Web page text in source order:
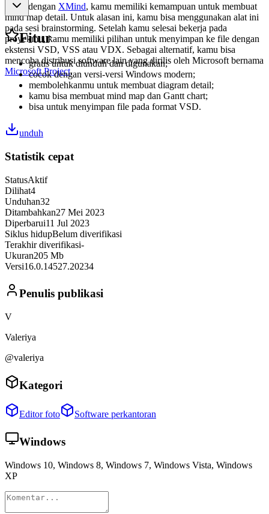
Mirip dengan XMind, kamu memiliki kemampuan untuk membuat
mind map detail. Untuk alasan ini, kamu bisa menggunakan alat ini
pada sesi brainstorming. Setelah kamu selesai bekerja pada
proyekmu, kamu memiliki pilihan untuk menyimpan ke file dengan
ekstensi VSD, VSS atau VDX. Sebagai alternatif, kamu bisa
mencoba distribusi software lain yang dirilis oleh Microsoft bernama
Microsoft Project.
Fitur
gratis untuk diunduh dan digunakan;
cocok dengan versi-versi Windows modern;
membolehkanmu untuk membuat diagram detail;
kamu bisa membuat mind map dan Gantt chart;
bisa untuk menyimpan file pada format VSD.
unduh
Statistik cepat
StatusAktif
Dilihat4
Unduhan32
Ditambahkan27 Mei 2023
Diperbarui11 Jul 2023
Siklus hidupBelum diverifikasi
Terakhir diverifikasi-
Ukuran205 Mb
Versi16.0.14527.20234
Penulis publikasi
V
Valeriya
@valeriya
Kategori
Editor foto Software perkantoran
Windows
Windows 10, Windows 8, Windows 7, Windows Vista, Windows
XP